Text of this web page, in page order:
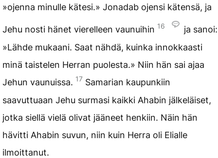
»ojenna minulle kätesi.» Jonadab ojensi kätensä, ja
Jehu nosti hänet vierelleen vaunuihin 16
ja sanoi:
»Lähde mukaani. Saat nähdä, kuinka innokkaasti
minä taistelen Herran puolesta.» Niin hän sai ajaa
Jehun vaunuissa. 17 Samarian kaupunkiin
saavuttuaan Jehu surmasi kaikki Ahabin jälkeläiset,
jotka siellä vielä olivat jääneet henkiin. Näin hän
hävitti Ahabin suvun, niin kuin Herra oli Elialle
ilmoittanut.